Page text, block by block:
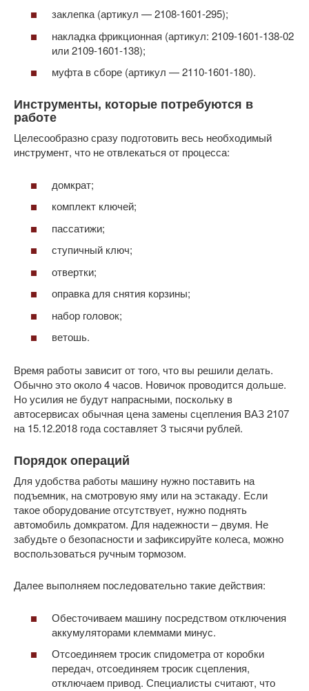
заклепка (артикул — 2108-1601-295);
накладка фрикционная (артикул: 2109-1601-138-02
или 2109-1601-138);
муфта в сборе (артикул — 2110-1601-180).
Инструменты, которые потребуются в
работе
Целесообразно сразу подготовить весь необходимый
инструмент, что не отвлекаться от процесса:
домкрат;
комплект ключей;
пассатижи;
ступичный ключ;
отвертки;
оправка для снятия корзины;
набор головок;
ветошь.
Время работы зависит от того, что вы решили делать.
Обычно это около 4 часов. Новичок проводится дольше.
Но усилия не будут напрасными, поскольку в
автосервисах обычная цена замены сцепления ВАЗ 2107
на 15.12.2018 года составляет 3 тысячи рублей.
Порядок операций
Для удобства работы машину нужно поставить на
подъемник, на смотровую яму или на эстакаду. Если
такое оборудование отсутствует, нужно поднять
автомобиль домкратом. Для надежности – двумя. Не
забудьте о безопасности и зафиксируйте колеса, можно
воспользоваться ручным тормозом.
Далее выполняем последовательно такие действия:
Обесточиваем машину посредством отключения
аккумуляторами клеммами минус.
Отсоединяем тросик спидометра от коробки
передач, отсоединяем тросик сцепления,
отключаем привод. Специалисты считают, что